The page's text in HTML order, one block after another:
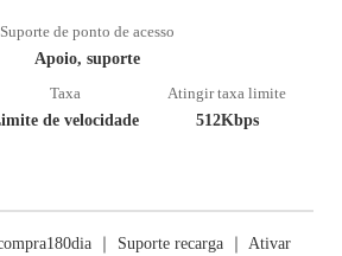
Suporte de ponto de acesso
Apoio, suporte
Taxa
de velocidade
Atingir taxa limite
512Kbps
｜ Suporte recarga ｜ Ativar